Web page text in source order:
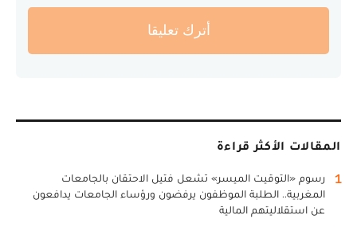
أترك تعليقا
المقالات الأكثر قراءة
1
رسوم «التوقيت الميسر» تشعل فتيل الاحتقان بالجامعات
المغربية.. الطلبة الموظفون يرفضون ورؤساء الجامعات يدافعون
عن استقلاليتهم المالية